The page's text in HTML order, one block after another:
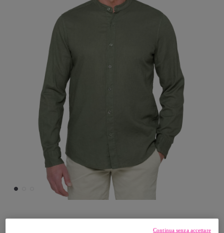
Continua senza accettare